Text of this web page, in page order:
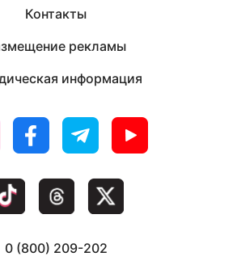
Контакты
рекламы
информация
0 (800) 209-202